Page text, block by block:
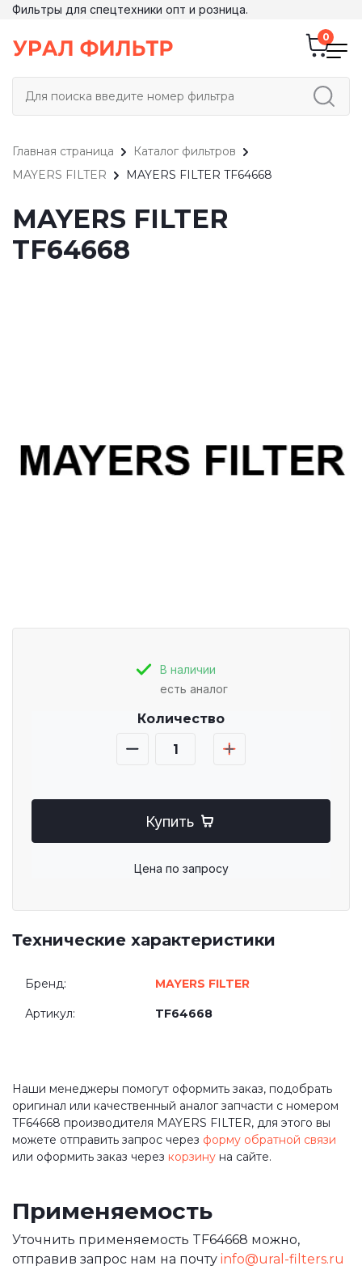
Фильтры для спецтехники опт и розница.
Главная страница
Каталог фильтров
MAYERS FILTER
MAYERS FILTER TF64668
MAYERS FILTER
TF64668
В наличии
есть аналог
Количество
Купить
Цена по запросу
Технические характеристики
Бренд: MAYERS FILTER
Артикул: TF64668
Наши менеджеры помогут оформить заказ, подобрать
оригинал или качественный аналог запчасти с номером
TF64668 производителя MAYERS FILTER, для этого вы
можете отправить запрос через форму обратной связи
или оформить заказ через корзину на сайте.
Применяемость
Уточнить применяемость TF64668 можно,
отправив запрос нам на почту info@ural-filters.ru